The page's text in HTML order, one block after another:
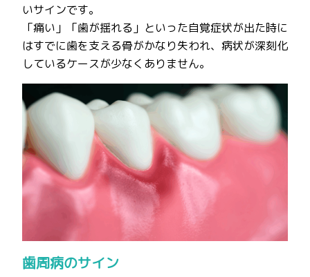
いサインです。
「痛い」「歯が揺れる」といった自覚症状が出た時に
はすでに歯を支える骨がかなり失われ、病状が深刻化
しているケースが少なくありません。
歯周病のサイン